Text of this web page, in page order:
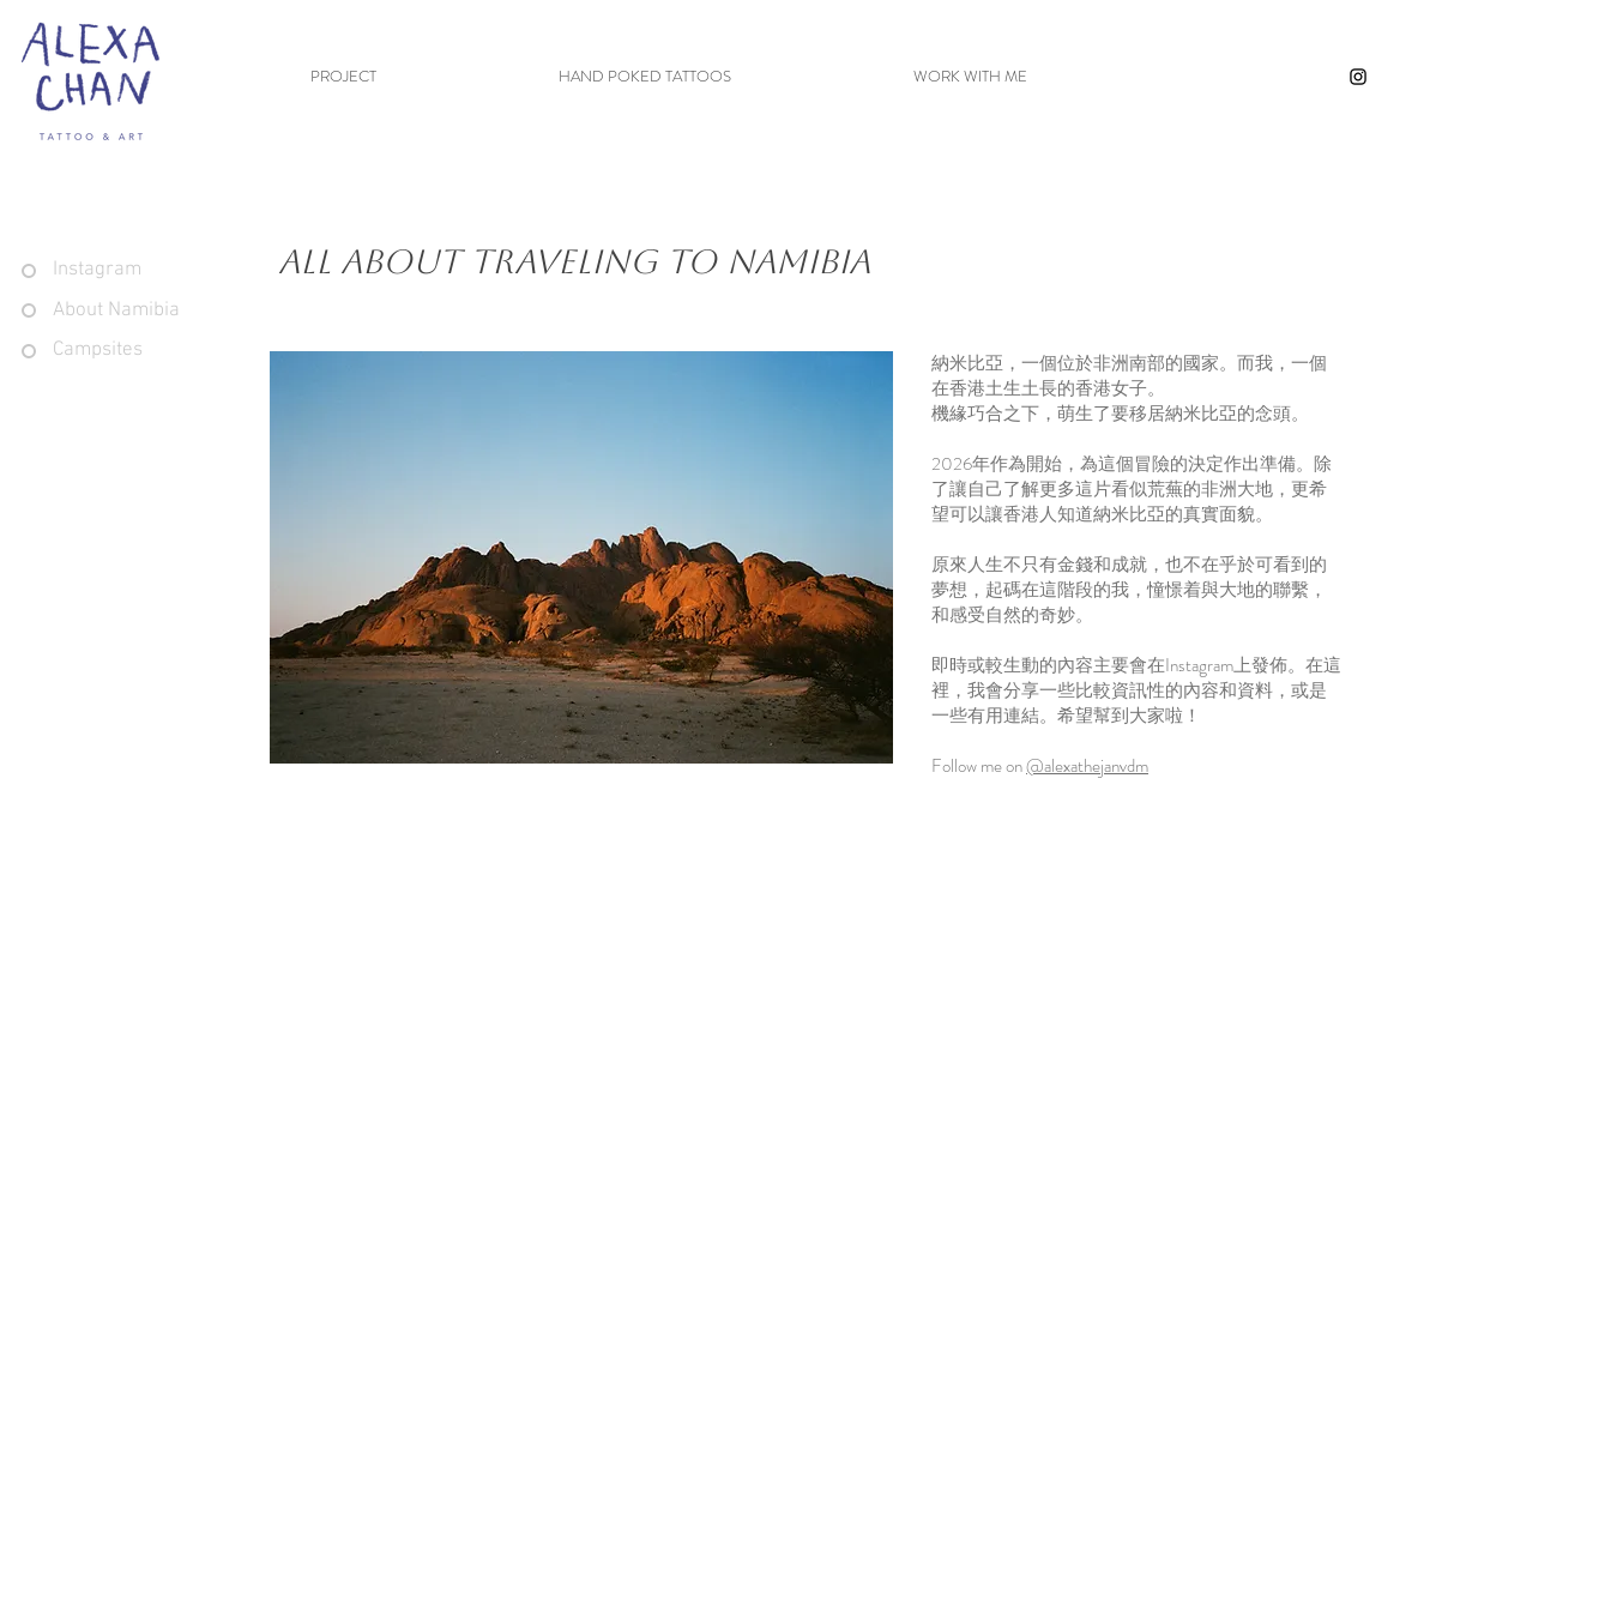
PROJECT HAND POKED TATTOOS WORK WITH ME
Instagram
About Namibia
Campsites
All About Traveling to Namibia
納米比亞，一個位於非洲南部的國家。而我，一個
在香港土生土長的香港女子。
機緣巧合之下，萌生了要移居納米比亞的念頭。
2026年作為開始，為這個冒險的決定作出準備。除
了讓自己了解更多這片看似荒蕪的非洲大地，更希
望可以讓香港人知道納米比亞的真實面貌。
原來人生不只有金錢和成就，也不在乎於可看到的
夢想，起碼在這階段的我，憧憬着與大地的聯繫，
和感受自然的奇妙。
即時或較生動的內容主要會在Instagram​上發佈。 在這
裡，我會分享一些比較資訊性的內容和資料，或是
一些有用連結。 ​希望幫到大家啦！
​Follow me on@alexathejanvdm